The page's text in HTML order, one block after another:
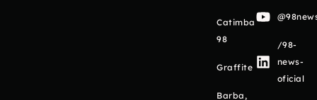
Catimba
98
Graffite
Barba,
/98-
news-
oficial